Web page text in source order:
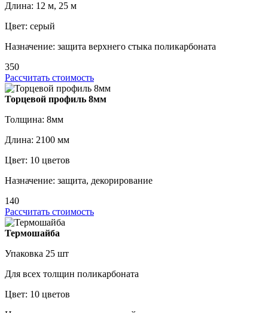
Длина: 12 м, 25 м
Цвет: серый
Назначение: защита верхнего стыка поликарбоната
350
Рассчитать стоимость
Торцевой профиль 8мм
Толщина: 8мм
Длина: 2100 мм
Цвет: 10 цветов
Назначение: защита, декорирование
140
Рассчитать стоимость
Термошайба
Упаковка 25 шт
Для всех толщин поликарбоната
Цвет: 10 цветов